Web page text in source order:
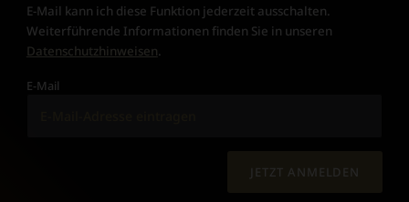
E-Mail kann ich diese Funktion jederzeit ausschalten.
Weiterführende Informationen finden Sie in unseren
Datenschutzhinweisen.
E-Mail
JETZT ANMELDEN